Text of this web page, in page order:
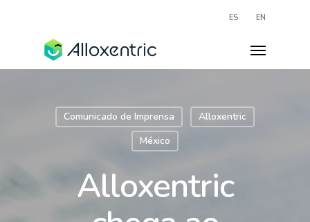
ES EN
Comunicado de Imprensa
Alloxentric
México
Alloxentric